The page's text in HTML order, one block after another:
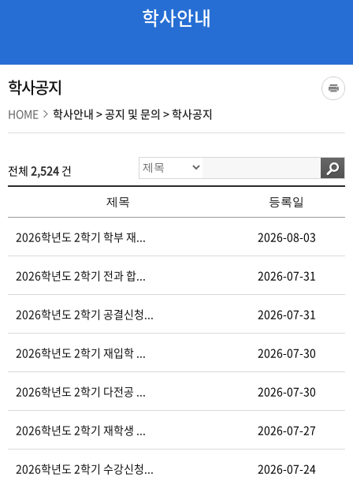
학사안내
학사공지
HOME 학사안내 >공지 및 문의 >학사공지
전체 2,524 건
제목 등록일
2026학년도 2학기 학부 재... 2026-08-03
2026학년도 2학기 전과 합... 2026-07-31
2026학년도 2학기 공결신청... 2026-07-31
2026학년도 2학기 재입학 ... 2026-07-30
2026학년도 2학기 다전공 ... 2026-07-30
2026학년도 2학기 재학생 ... 2026-07-27
2026학년도 2학기 수강신청... 2026-07-24